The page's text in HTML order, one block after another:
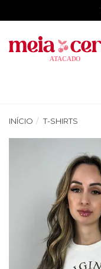
INÍCIO T-SHIRTS